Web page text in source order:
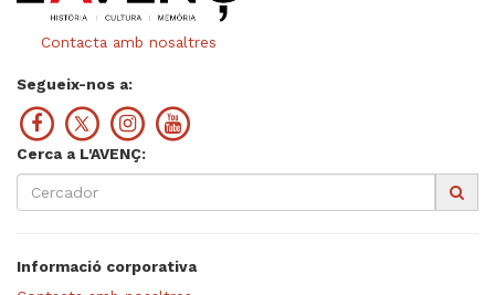
Contacta amb nosaltres
Segueix-nos a:
Cerca a L'AVENÇ:
Informació corporativa